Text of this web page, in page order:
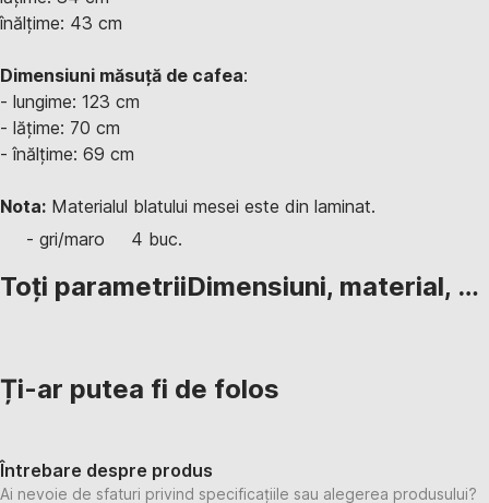
înălțime: 43 cm
Dimensiuni măsuță de cafea:
- lungime: 123 cm
- lățime: 70 cm
- înălțime: 69 cm
Nota: Materialul blatului mesei este din laminat.
- gri/maro
4 buc.
Toți parametriiDimensiuni, material, …
Ți-ar putea fi de folos
Întrebare despre produs
Ai nevoie de sfaturi privind specificațiile sau alegerea produsului?